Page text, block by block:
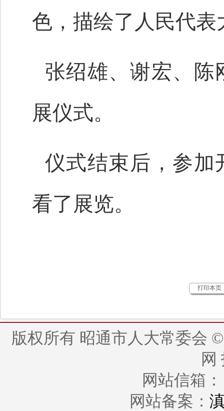
色，描绘了人民代
张绍雄、谢宏、陈
展仪式。
仪式结束后，参加
看了展览。
打印本页
版权所有 昭通市人大常委会 ©
网
网站信箱
网站备案：